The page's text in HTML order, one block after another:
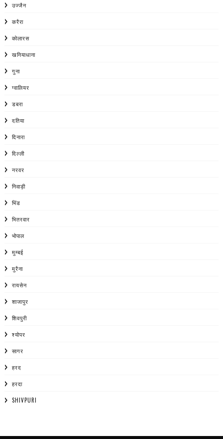
उज्जैन
करैरा
कोलारस
खनियाधाना
गुना
ग्वालियर
डबरा
दतिया
दिनारा
दिल्ली
नरवर
निवाड़ी
भिंड
भितरवार
भोपाल
मुम्बई
मुरैना
रायसेन
शाजापुर
शिवपुरी
श्योपर
सागर
हरद
हरदा
SHIVPURI